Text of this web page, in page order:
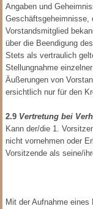
Angaben und
Geschäftsgeheimnisse,
Vorstandsmitglied
über die Beendigung
Stets als vertraulich
Stellungnahme
Äußerungen von
ersichtlich nur für den
2.9 Vertretung bei
Kann der/die 1.
nicht vornehmen oder
Vorsitzende als seine/
Mit der Aufnahme